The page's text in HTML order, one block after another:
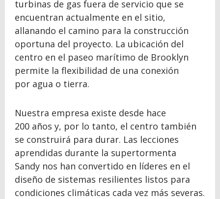
turbinas de gas fuera de servicio que se
encuentran actualmente en el sitio,
allanando el camino para la construcción
oportuna del proyecto. La ubicación del
centro en el paseo marítimo de Brooklyn
permite la flexibilidad de una conexión
por agua o tierra.
Nuestra empresa existe desde hace
200 años y, por lo tanto, el centro también
se construirá para durar. Las lecciones
aprendidas durante la supertormenta
Sandy nos han convertido en líderes en el
diseño de sistemas resilientes listos para
condiciones climáticas cada vez más severas.